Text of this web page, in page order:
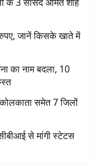
जानें किसके खाते में
का नाम बदला, 10
समेत 7 जिलों
से मांगी स्टेटस